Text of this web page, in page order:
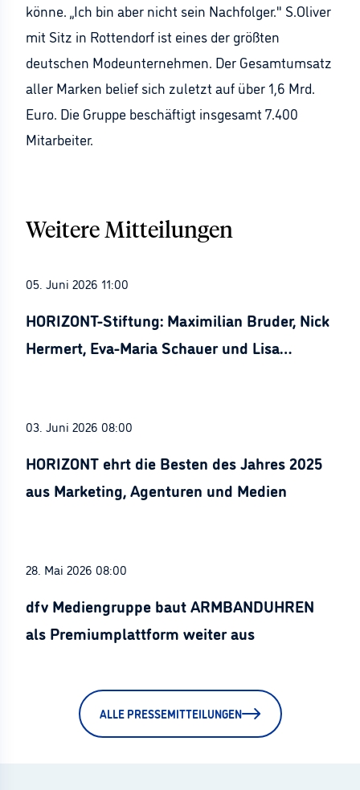
könne. „Ich bin aber nicht sein Nachfolger." S.Oliver
mit Sitz in Rottendorf ist eines der größten
deutschen Modeunternehmen. Der Gesamtumsatz
aller Marken belief sich zuletzt auf über 1,6 Mrd.
Euro. Die Gruppe beschäftigt insgesamt 7.400
Mitarbeiter.
Weitere Mitteilungen
05. Juni 2026 11:00
HORIZONT-Stiftung: Maximilian Bruder, Nick
Hermert, Eva-Maria Schauer und Lisa
03. Juni 2026 08:00
HORIZONT ehrt die Besten des Jahres 2025
aus Marketing, Agenturen und Medien
28. Mai 2026 08:00
dfv Mediengruppe baut ARMBANDUHREN
als Premiumplattform weiter aus
ALLE PRESSEMITTEILUNGEN